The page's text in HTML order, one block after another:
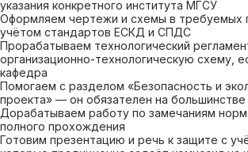
указания конкретного института МГСУ
Оформляем чертежи и схемы в требуемых
учётом стандартов ЕСКД и СПДС
Прорабатываем технологический
организационно-технологическую схему,
кафедра
Помогаем с разделом «Безопасность и
проекта» — он обязателен на
Дорабатываем работу по замечаниям
полного прохождения
Готовим презентацию и речь к защите с